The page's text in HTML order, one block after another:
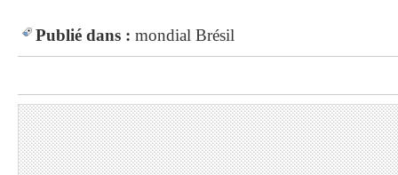
Publié dans : mondial Brésil